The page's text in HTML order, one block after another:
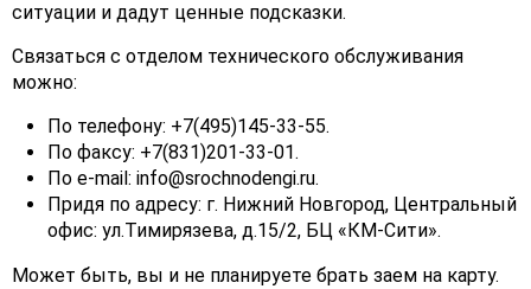
ситуации и дадут ценные подсказки.
Связаться с отделом технического обслуживания
можно:
По телефону: +7(495)145-33-55.
По факсу: +7(831)201-33-01.
По e-mail: info@srochnodengi.ru.
Придя по адресу: г. Нижний Новгород, Центральный
офис: ул.Тимирязева, д.15/2, БЦ «КМ-Сити».
Может быть, вы и не планируете брать заем на карту.